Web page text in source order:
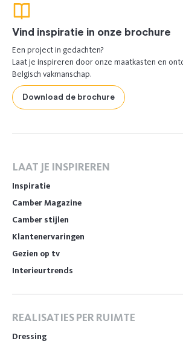
Vind inspiratie in onze brochure
Een project in gedachten?
Laat je inspireren door onze maatkasten en
Belgisch vakmanschap.
Download de brochure
LAAT JE INSPIREREN
Inspiratie
Camber Magazine
Camber stijlen
Klantenervaringen
Gezien op tv
Interieurtrends
REALISATIES PER RUIMTE
Dressing